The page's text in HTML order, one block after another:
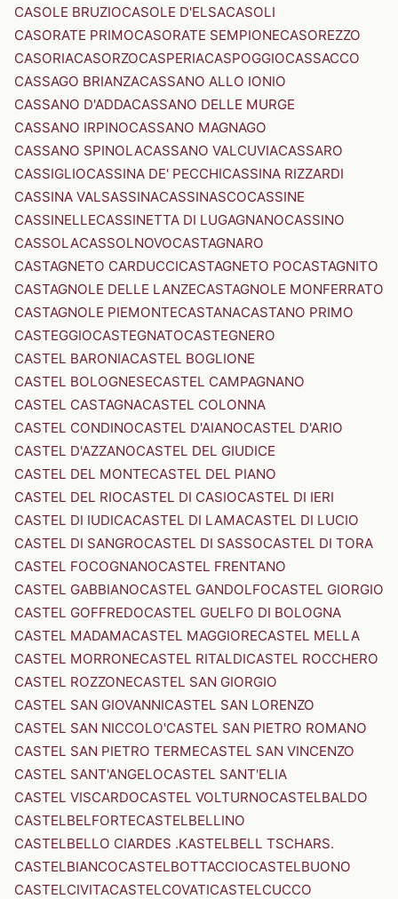
CASOLE BRUZIOCASOLE D'ELSACASOLI
CASORATE PRIMOCASORATE SEMPIONECASOREZZO
CASORIACASORZOCASPERIACASPOGGIOCASSACCO
CASSAGO BRIANZACASSANO ALLO IONIO
CASSANO D'ADDACASSANO DELLE MURGE
CASSANO IRPINOCASSANO MAGNAGO
CASSANO SPINOLACASSANO VALCUVIACASSARO
CASSIGLIOCASSINA DE' PECCHICASSINA RIZZARDI
CASSINA VALSASSINACASSINASCOCASSINE
CASSINELLECASSINETTA DI LUGAGNANOCASSINO
CASSOLACASSOLNOVOCASTAGNARO
CASTAGNETO CARDUCCICASTAGNETO POCASTAGNITO
CASTAGNOLE DELLE LANZECASTAGNOLE MONFERRATO
CASTAGNOLE PIEMONTECASTANACASTANO PRIMO
CASTEGGIOCASTEGNATOCASTEGNERO
CASTEL BARONIACASTEL BOGLIONE
CASTEL BOLOGNESECASTEL CAMPAGNANO
CASTEL CASTAGNACASTEL COLONNA
CASTEL CONDINOCASTEL D'AIANOCASTEL D'ARIO
CASTEL D'AZZANOCASTEL DEL GIUDICE
CASTEL DEL MONTECASTEL DEL PIANO
CASTEL DEL RIOCASTEL DI CASIOCASTEL DI IERI
CASTEL DI IUDICACASTEL DI LAMACASTEL DI LUCIO
CASTEL DI SANGROCASTEL DI SASSOCASTEL DI TORA
CASTEL FOCOGNANOCASTEL FRENTANO
CASTEL GABBIANOCASTEL GANDOLFOCASTEL GIORGIO
CASTEL GOFFREDOCASTEL GUELFO DI BOLOGNA
CASTEL MADAMACASTEL MAGGIORECASTEL MELLA
CASTEL MORRONECASTEL RITALDICASTEL ROCCHERO
CASTEL ROZZONECASTEL SAN GIORGIO
CASTEL SAN GIOVANNICASTEL SAN LORENZO
CASTEL SAN NICCOLO'CASTEL SAN PIETRO ROMANO
CASTEL SAN PIETRO TERMECASTEL SAN VINCENZO
CASTEL SANT'ANGELOCASTEL SANT'ELIA
CASTEL VISCARDOCASTEL VOLTURNOCASTELBALDO
CASTELBELFORTECASTELBELLINO
CASTELBELLO CIARDES .KASTELBELL TSCHARS.
CASTELBIANCOCASTELBOTTACCIOCASTELBUONO
CASTELCIVITACASTELCOVATICASTELCUCCO